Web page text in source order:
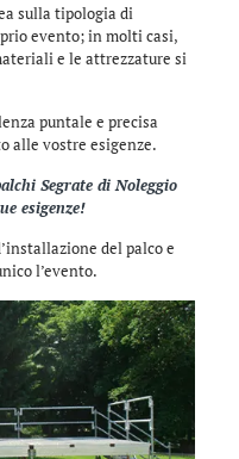
sulla tipologia di
evento; in molti casi,
e le attrezzature si
puntale e precisa
alle vostre esigenze.
SegratediNoleggio
esigenze!
del palco e
l’evento.